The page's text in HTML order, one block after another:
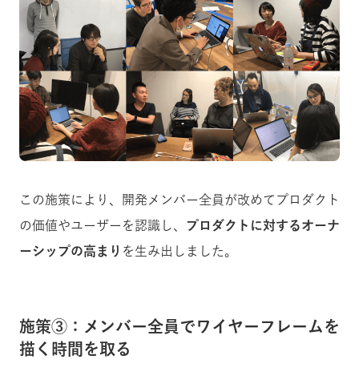
この施策により、開発メンバー全員が改めてプロダクト
の価値やユーザーを認識し、 プロダクトに対するオーナ
ーシップの高まり を生み出しました。
施策③：メンバー全員でワイヤーフレームを
描く時間を取る